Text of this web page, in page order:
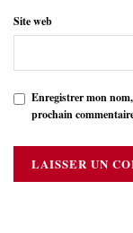
Site web
Enregistrer mon
prochain